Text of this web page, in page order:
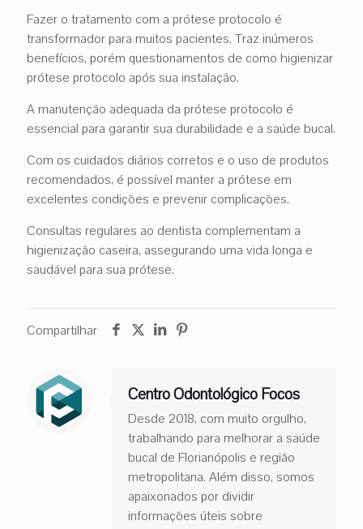
Fazer o tratamento com a prótese protocolo é
transformador para muitos pacientes. Traz inúmeros
benefícios, porém questionamentos de como higienizar
prótese protocolo após sua instalação.
A manutenção adequada da prótese protocolo é
essencial para garantir sua durabilidade e a saúde bucal.
Com os cuidados diários corretos e o uso de produtos
recomendados, é possível manter a prótese em
excelentes condições e prevenir complicações.
Consultas regulares ao dentista complementam a
higienização caseira, assegurando uma vida longa e
saudável para sua prótese.
Compartilhar
Centro Odontológico Focos
Desde 2018, com muito orgulho,
trabalhando para melhorar a saúde
bucal de Florianópolis e região
metropolitana. Além disso, somos
apaixonados por dividir
informações úteis sobre